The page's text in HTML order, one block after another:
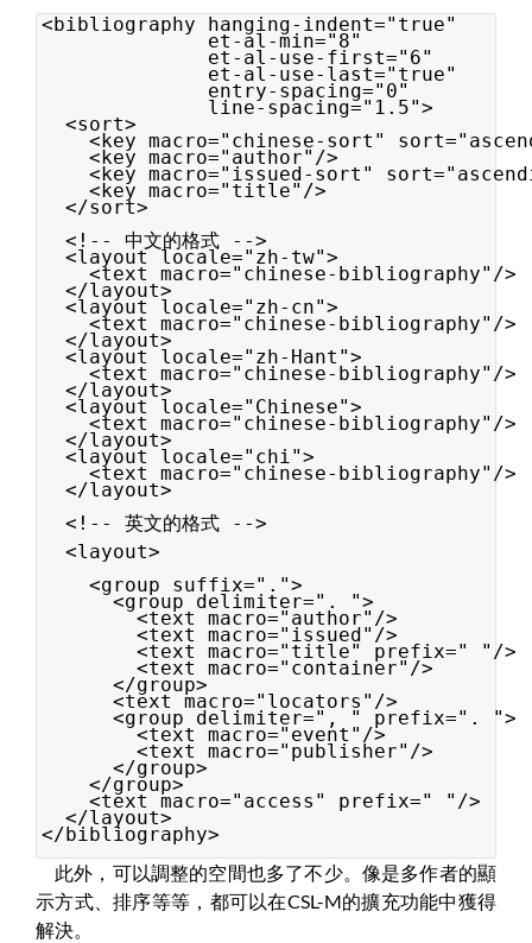
<bibliography hanging-indent="true"
et-al-min="8"
et-al-use-first="6"
et-al-use-last="true"
entry-spacing="0"
line-spacing="1.5">
<sort>
<key macro="chinese-sort"
<key macro="author"/>
<key macro="issued-sort"
<key macro="title"/>
</sort>
<!-- 中文的格式 -->
<layout locale="zh-tw">
<text macro="chinese-bibliography"/>
</layout>
<layout locale="zh-cn">
<text macro="chinese-bibliography"/>
</layout>
<layout locale="zh-Hant">
<text macro="chinese-bibliography"/>
</layout>
<layout locale="Chinese">
<text macro="chinese-bibliography"/>
</layout>
<layout locale="chi">
<text macro="chinese-bibliography"/>
</layout>
<!-- 英文的格式 -->
<layout>
<group suffix=".">
<group delimiter=". ">
<text macro="author"/>
<text macro="issued"/>
<text macro="title" prefix=" "/>
<text macro="container"/>
</group>
<text macro="locators"/>
<group delimiter=", " prefix=". ">
<text macro="event"/>
<text macro="publisher"/>
</group>
</group>
<text macro="access" prefix=" "/>
</layout>
</bibliography>
此外，可以調整的空間也多了不少。像是多作者的顯
示方式、排序等等，都可以在CSL-M的擴充功能中獲得
解決。